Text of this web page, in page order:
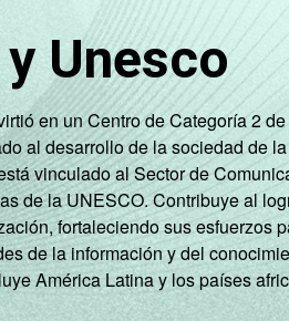
Unesco
en un Centro de Categoría 2
al desarrollo de la sociedad de
vinculado al Sector de
de la UNESCO. Contribuye al
fortaleciendo sus esfuerzos
de la información y del
América Latina y los países